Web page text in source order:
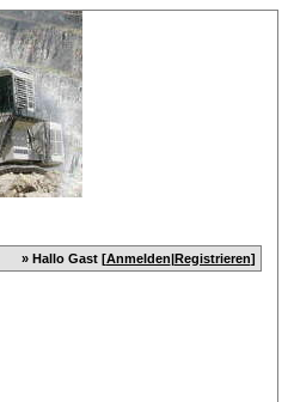
» Hallo Gast [Anmelden|Registrieren]